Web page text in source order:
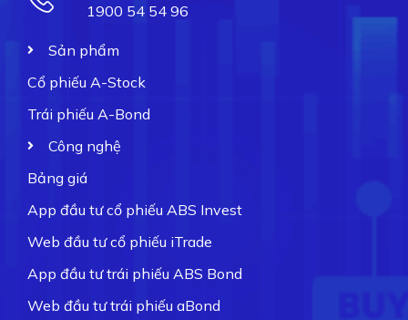
1900 54 54 96
Sản phẩm
Cổ phiếu A-Stock
Trái phiếu A-Bond
Công nghệ
Bảng giá
App đầu tư cổ phiếu ABS Invest
Web đầu tư cổ phiếu iTrade
App đầu tư trái phiếu ABS Bond
Web đầu tư trái phiếu aBond